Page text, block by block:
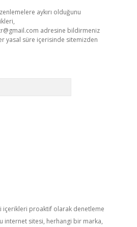
aykırı olduğunu
adresine bildirmeniz
yasal süre içerisinde sitemizden
içerikleri proaktif olarak denetleme
internet sitesi, herhangi bir marka,